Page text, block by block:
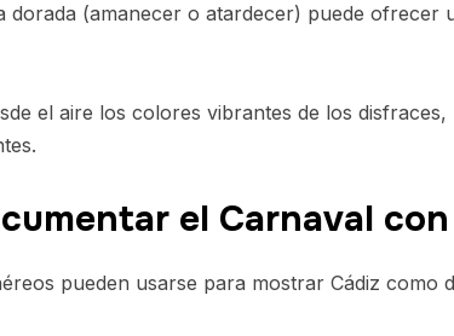
dorada (amanecer o atardecer) puede ofrecer
el aire los colores vibrantes de los
el Carnaval
pueden usarse para mostrar Cádiz como